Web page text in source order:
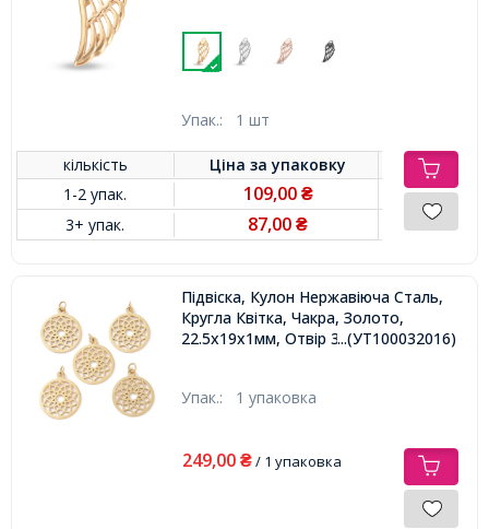
Упак.: 1 шт
кількість Ціна заупаковку
1-2 упак.
109,00 ₴
3+ упак. 87,00₴
Підвіска, Кулон Нержавіюча Сталь,
Кругла Квітка, Чакра, Золото,
22.5х19х1мм, Отвір 3мм, 5шт/упак,
...(УТ100032016)
Упак.: 1 упаковка
249,00 ₴/ 1 упаковка